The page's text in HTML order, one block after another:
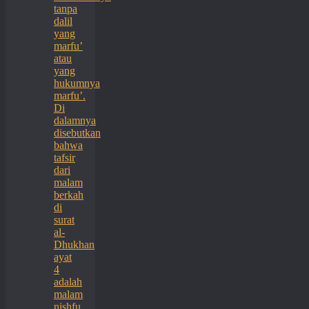
tanpa
dalil
yang
marfu’
atau
yang
hukumnya
marfu’.
Di
dalamnya
disebutkan
bahwa
tafsir
dari
malam
berkah
di
surat
al-
Dhukhan
ayat
4
adalah
malam